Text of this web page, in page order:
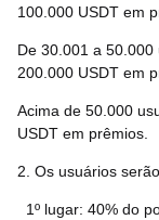
100.000 USDT em
De 30.001 a
200.000 USDT em
Acima de 50.000
USDT em prêmios.
2. Os usuários
1º lugar: 40% do